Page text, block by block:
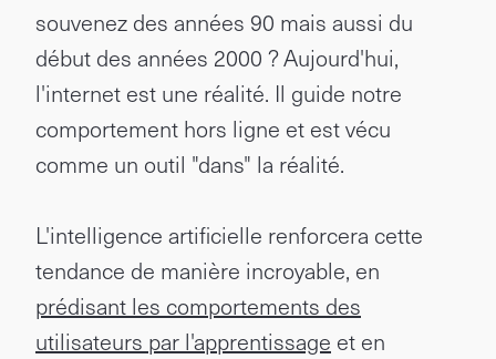
souvenez des années 90 mais aussi du
début des années 2000 ? Aujourd'hui,
l'internet est une réalité. Il guide notre
comportement hors ligne et est vécu
comme un outil "dans" la réalité.
L'intelligence artificielle renforcera cette
tendance de manière incroyable, en
prédisant les comportements des
utilisateurs par l'apprentissage et en